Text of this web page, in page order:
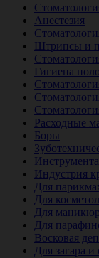
Анестезия
Штрипсы и
Гигиена
Расходные
Боры
Индустрия
Для
Для
Для
Для
Восковая
Для загара и